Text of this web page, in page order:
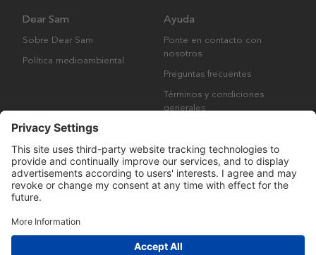
Dear Sam
Sobre Dear Sam
Política medioambiental
Ayuda
Ponte en contacto con
nosotros
Preguntas frecuentes
Términos y condiciones
generales
Derechos de autor © Many Brands AB 2023. Todos los derechos